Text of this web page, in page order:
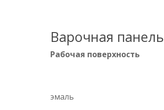
Варочная панель
Рабочая поверхность
эмаль